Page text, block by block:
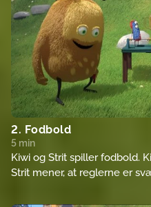
2. Fodbold
5 min
Kiwi og Strit spiller fodbold.
Strit mener, at reglerne er